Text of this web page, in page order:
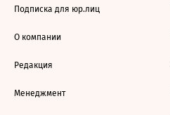
Подписка для юр.лиц
О компании
Редакция
Менеджмент